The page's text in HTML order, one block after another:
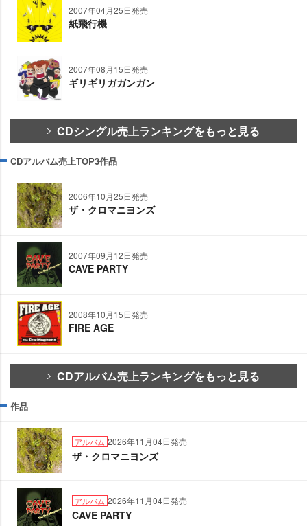
2007年04月25日発売
紙飛行機
2007年08月15日発売
ギリギリガガンガン
CDシングル売上ランキングをもっと見る
CDアルバム売上TOP3作品
2006年10月25日発売
ザ・クロマニヨンズ
2007年09月12日発売
CAVE PARTY
2008年10月15日発売
FIRE AGE
CDアルバム売上ランキングをもっと見る
作品
アルバム 2026年11月04日発売
ザ・クロマニヨンズ
アルバム 2026年11月04日発売
CAVE PARTY